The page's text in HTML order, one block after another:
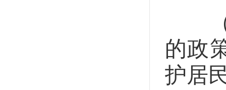
（
的政
护居